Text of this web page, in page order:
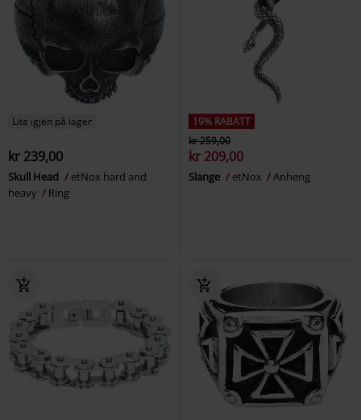
Lite igjen på lager
kr 239,00
Skull Head
etNox hard and
heavy
Ring
19% RABATT
kr 259,00
kr 209,00
Slange etNox Anheng